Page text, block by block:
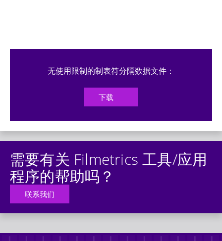
无使用限制的制表符分隔数据文件：
下载
需要有关 Filmetrics 工具/应用
程序的帮助吗？
联系我们